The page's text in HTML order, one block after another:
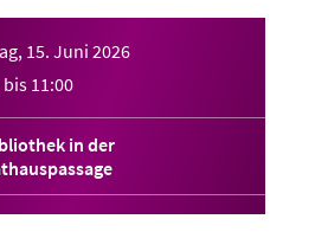
15. Juni 2026
bis 11:00
in der